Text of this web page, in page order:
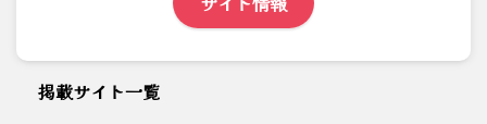
掲載サイト一覧